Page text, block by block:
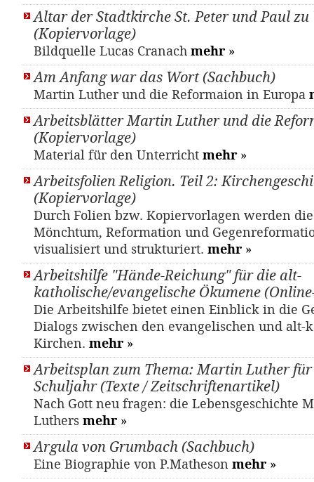
Altar der Stadtkirche St. Peter und Paul
(Kopiervorlage)
Bildquelle Lucas Cranach mehr »
Am Anfang war das Wort (Sachbuch)
Martin Luther und die Reformaion in Europa
Arbeitsblätter Martin Luther und die
(Kopiervorlage)
Material für den Unterricht mehr »
Arbeitsfolien Religion. Teil 2:
(Kopiervorlage)
Durch Folien bzw. Kopiervorlagen werden
Mönchtum, Reformation und
visualisiert und strukturiert. mehr »
Arbeitshilfe "Hände-Reichung" für die alt-
katholische/evangelische Ökumene
Die Arbeitshilfe bietet einen Einblick in die
Dialogs zwischen den evangelischen und alt-
Kirchen. mehr »
Arbeitsplan zum Thema: Martin Luther für
Schuljahr (Texte / Zeitschriftenartikel)
Nach Gott neu fragen: die Lebensgeschichte
Luthers mehr »
Argula von Grumbach (Sachbuch)
Eine Biographie von P.Matheson mehr »